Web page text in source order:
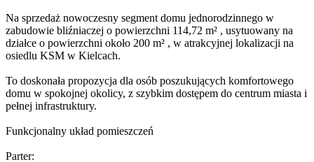
Na sprzedaż nowoczesny segment domu jednorodzinnego w
zabudowie bliźniaczej o powierzchni 114,72 m² , usytuowany na
działce o powierzchni około 200 m² , w atrakcyjnej lokalizacji na
osiedlu KSM w Kielcach.
To doskonała propozycja dla osób poszukujących komfortowego
domu w spokojnej okolicy, z szybkim dostępem do centrum miasta i
pełnej infrastruktury.
Funkcjonalny układ pomieszczeń
Parter: